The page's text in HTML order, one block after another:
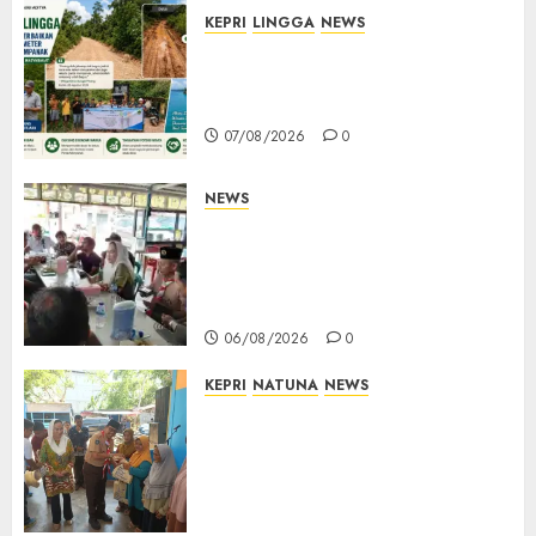
KEPRI LINGGA NEWS
07/08/2026 0
NEWS
06/08/2026 0
KEPRI NATUNA NEWS